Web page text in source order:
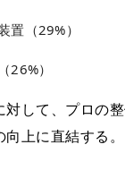
置（29%）
26%）
して、プロの
上に直結する。